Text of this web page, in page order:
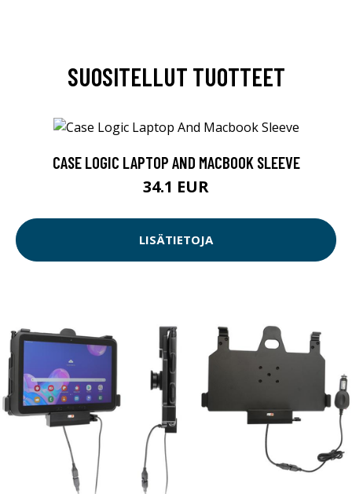
SUOSITELLUT TUOTTEET
CASE LOGIC LAPTOP AND MACBOOK SLEEVE
34.1 EUR
LISÄTIETOJA